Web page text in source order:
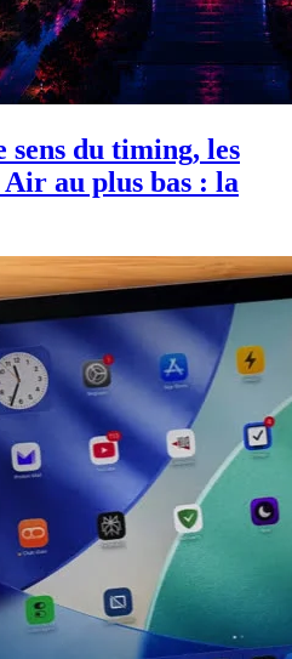
sens du timing, les
au plus bas : la